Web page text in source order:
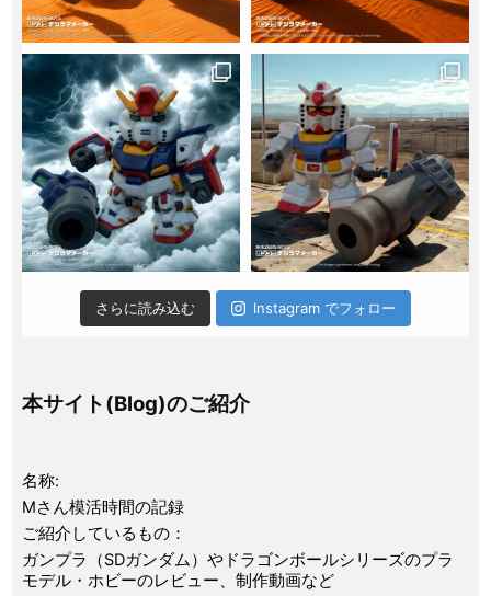
さらに読み込む Instagram でフォロー
本サイト(Blog)のご紹介
名称:
Mさん模活時間の記録
ご紹介しているもの：
ガンプラ（SDガンダム）やドラゴンボールシリーズのプラ
モデル・ホビーのレビュー、制作動画など